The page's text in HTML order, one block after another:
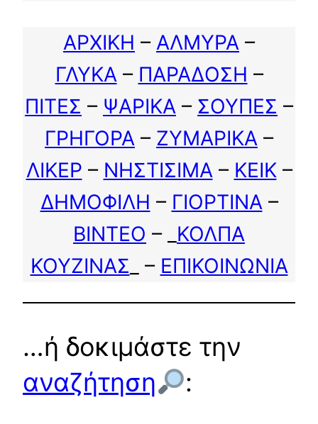
ΑΡΧΙΚΗ – ΑΛΜΥΡΑ –
ΓΛΥΚΑ – ΠΑΡΑΔΟΣΗ –
ΠΙΤΕΣ – ΨΑΡΙΚΑ – ΣΟΥΠΕΣ –
ΓΡΗΓΟΡΑ – ΖΥΜΑΡΙΚΑ –
ΛΙΚΕΡ – ΝΗΣΤΙΣΙΜΑ – ΚΕΙΚ–
ΔΗΜΟΦΙΛΗ – ΓΙΟΡΤΙΝΑ –
ΒΙΝΤΕΟ – _ ΚΟΛΠΑ
ΚΟΥΖΙΝΑΣ _ – ΕΠΙΚΟΙΝΩΝΙΑ
…ή δοκιμάστε την
αναζήτηση
: